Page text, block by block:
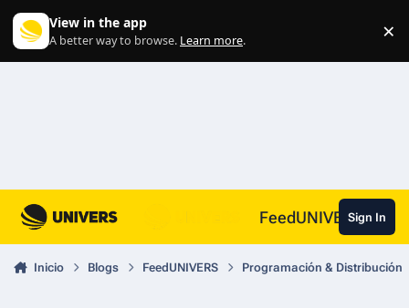
View in the app
A better way to browse. Learn more. ×
FeedUNIVERSSign In
Inicio Blogs FeedUNIVERS Programación & Distribución